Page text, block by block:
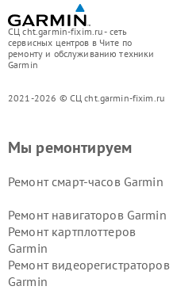
СЦ cht.garmin-fixim.ru - сеть
сервисных центров в Чите по
ремонту и обслуживанию техники
Garmin
2021-2026 © СЦ cht.garmin-fixim.ru
Мы ремонтируем
Ремонт смарт-часов Garmin
Ремонт навигаторов Garmin
Ремонт картплоттеров
Garmin
Ремонт видеорегистраторов
Garmin